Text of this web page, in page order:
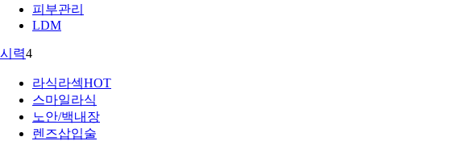
피부관리
LDM
시력4
라식라섹HOT
스마일라식
노안/백내장
렌즈삽입술